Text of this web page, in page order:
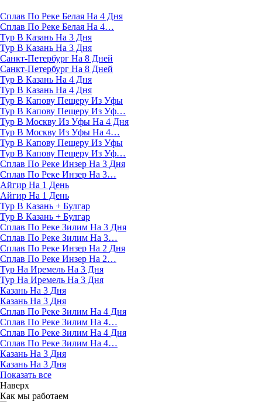
Сплав По Реке Белая На 4 Дня
Сплав По Реке Белая На 4…
Тур В Казань На 3 Дня
Тур В Казань На 3 Дня
Санкт-Петербург На 8 Дней
Санкт-Петербург На 8 Дней
Тур В Казань На 4 Дня
Тур В Казань На 4 Дня
Тур В Капову Пещеру Из Уфы
Тур В Капову Пещеру Из Уф…
Тур В Москву Из Уфы На 4 Дня
Тур В Москву Из Уфы На 4…
Тур В Капову Пещеру Из Уфы
Тур В Капову Пещеру Из Уф…
Сплав По Реке Инзер На 3 Дня
Сплав По Реке Инзер На 3…
Айгир На 1 День
Айгир На 1 День
Тур В Казань + Булгар
Тур В Казань + Булгар
Сплав По Реке Зилим На 3 Дня
Сплав По Реке Зилим На 3…
Сплав По Реке Инзер На 2 Дня
Сплав По Реке Инзер На 2…
Тур На Иремель На 3 Дня
Тур На Иремель На 3 Дня
Казань На 3 Дня
Казань На 3 Дня
Сплав По Реке Зилим На 4 Дня
Сплав По Реке Зилим На 4…
Сплав По Реке Зилим На 4 Дня
Сплав По Реке Зилим На 4…
Казань На 3 Дня
Казань На 3 Дня
Показать все
Наверх
Как мы работаем